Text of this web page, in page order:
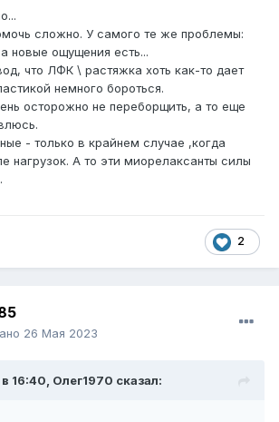
сложно. У самого те же проблемы:
новые ощущения есть...
что ЛФК \ растяжка хоть как-то дает
немного бороться.
осторожно не переборщить, а то еще
- только в крайнем случае ,когда
нагрузок. А то эти миорелаксанты силы
2
26 Мая 2023
16:40, Олег1970 сказал: